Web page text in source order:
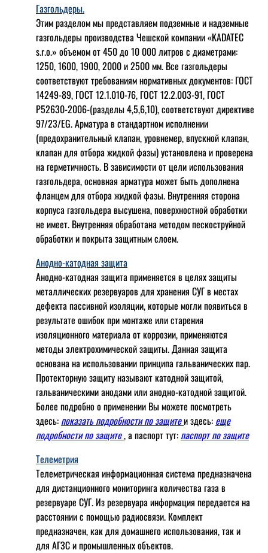
Газгольдеры.
Этим разделом мы представляем подземные и надземные
газгольдеры производства Чешской компании «KADATEC
s.r.o.» объемом от 450 до 10 000 литров с диаметрами:
1250, 1600, 1900, 2000 и 2500 мм. Все газгольдеры
соответствуют требованиям нормативных документов: ГОСТ
14249-89, ГОСТ 12.1.010-76, ГОСТ 12.2.003-91, ГОСТ
Р52630-2006-(разделы 4,5,6,10), соответствуют директиве
97/23/EG. Арматура в стандартном исполнении
(предохранительный клапан, уровнемер, впускной клапан,
клапан для отбора жидкой фазы) установлена и проверена
на герметичность. В зависимости от цели использования
газгольдера, основная арматура может быть дополнена
фланцем для отбора жидкой фазы. Внутренняя сторона
корпуса газгольдера высушена, поверхностной обработки
не имеет. Внутренняя обработана методом пескоструйной
обработки и покрыта защитным слоем.
Анодно-катодная защита
Анодно-катодная защита применяется в целях защиты
металлических резервуаров для хранения СУГ в местах
дефекта пассивной изоляции, которые могли появиться в
результате ошибок при монтаже или старения
изоляционного материала от коррозии, применяются
методы электрохимической защиты. Данная защита
основана на использовании принципа гальванических пар.
Протекторную защиту называют катодной защитой,
гальваническими анодами или анодно-катодной защитой.
Более подробно о применении Вы можете посмотреть
здесь: показать подробности по защитеи здесь: еще
подробности по защите, а паспорт тут: паспорт по защите
Телеметрия
Телеметрическая информационная система предназначена
для дистанционного мониторинга количества газа в
резервуаре СУГ. Из резервуара информация передается на
расстоянии с помощью радиосвязи. Комплект
предназначен, как для домашнего использования, так и
для АГЗС и промышленных объектов.